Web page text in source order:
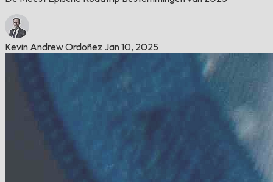
Kevin Andrew Ordoñez Jan 10, 2025